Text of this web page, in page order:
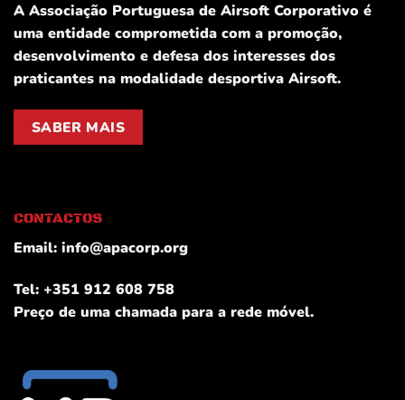
A Associação Portuguesa de Airsoft Corporativo é
uma entidade comprometida com a promoção,
desenvolvimento e defesa dos interesses dos
praticantes na modalidade desportiva Airsoft.
SABER MAIS
CONTACTOS
Email: info@apacorp.org
Tel: +351 912 608 758
Preço de uma chamada para a rede móvel.